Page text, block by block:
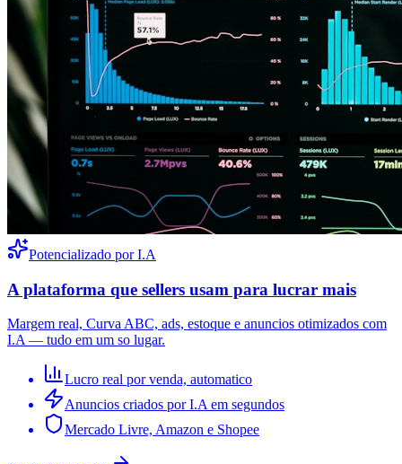
Potencializado por I.A
A plataforma que sellers usam para lucrar mais
Margem real, Curva ABC, ads, estoque e anuncios otimizados com
I.A — tudo em um so lugar.
Lucro real por venda, automatico
Anuncios criados por I.A em segundos
Mercado Livre, Amazon e Shopee